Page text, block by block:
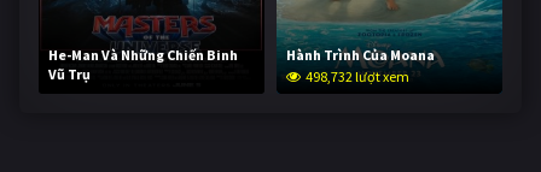
He-Man Và Những Chiến Binh
Vũ Trụ
248,204 lượt xem
Hành Trình Của Moana
498,732 lượt xem